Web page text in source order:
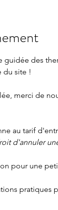
guidée des
du site !
merci de
au tarif
d'annuler
pour une
pratiques